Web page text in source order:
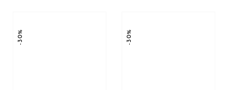
-30% -30%